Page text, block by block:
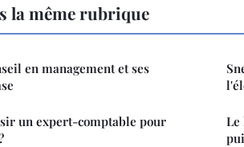
la même rubrique
en management et ses
un expert-comptable pour
Le